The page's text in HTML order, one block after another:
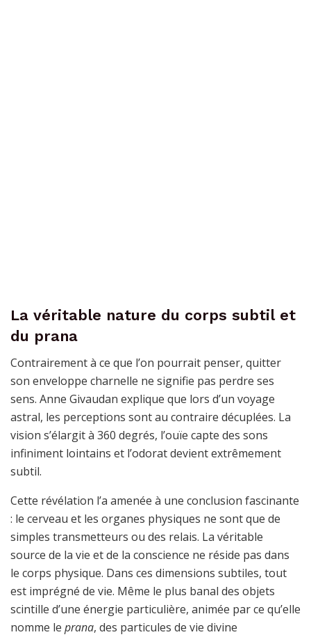
La véritable nature du corps subtil et
du prana
Contrairement à ce que l’on pourrait penser, quitter
son enveloppe charnelle ne signifie pas perdre ses
sens. Anne Givaudan explique que lors d’un voyage
astral, les perceptions sont au contraire décuplées. La
vision s’élargit à 360 degrés, l’ouïe capte des sons
infiniment lointains et l’odorat devient extrêmement
subtil.
Cette révélation l’a amenée à une conclusion fascinante
: le cerveau et les organes physiques ne sont que de
simples transmetteurs ou des relais. La véritable
source de la vie et de la conscience ne réside pas dans
le corps physique. Dans ces dimensions subtiles, tout
est imprégné de vie. Même le plus banal des objets
scintille d’une énergie particulière, animée par ce qu’elle
nomme le prana, des particules de vie divine